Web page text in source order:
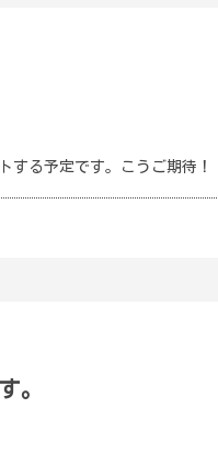
する予定です。こうご期待！
。